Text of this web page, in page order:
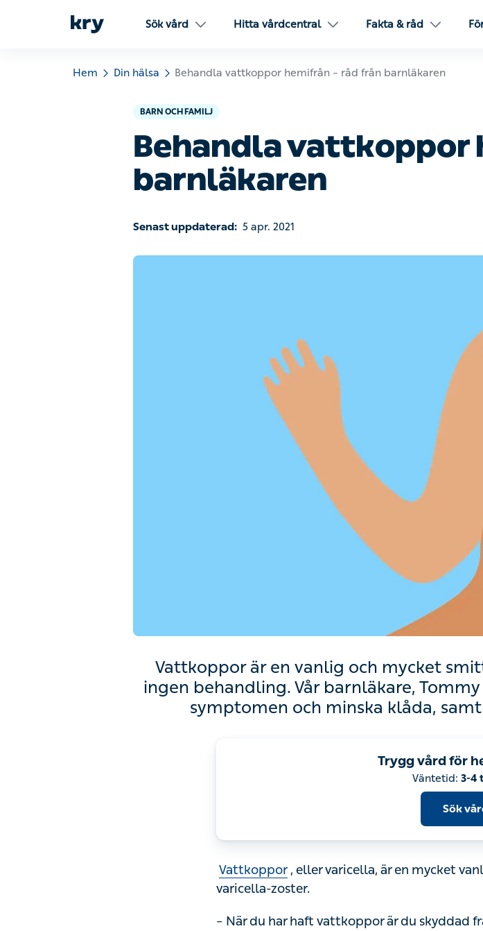
Sök vård Hitta vårdcentral Fakta & råd
Hem Din hälsa Behandla vattkoppor hemifrån – råd från barnläkaren
BARN OCH FAMILJ
Behandla vattkoppor
barnläkaren
Senast uppdaterad: 5 apr. 2021
Vattkoppor är en vanlig och mycket
ingen behandling. Vår barnläkare,
symptomen och minska klåda,
Trygg vård för
Väntetid: 3-4
Sök
Vattkoppor , eller varicella, är en mycket
varicella-zoster.
– När du har haft vattkoppor är du skyddad